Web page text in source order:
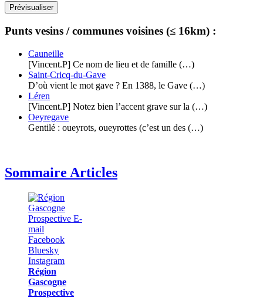
Punts vesins / communes voisines (≤ 16km) :
Cauneille
[Vincent.P] Ce nom de lieu et de famille (…)
Saint-Cricq-du-Gave
D’où vient le mot gave ? En 1388, le Gave (…)
Léren
[Vincent.P] Notez bien l’accent grave sur la (…)
Oeyregave
Gentilé : oueyrots, oueyrottes (c’est un des (…)
Sommaire Articles
Région
Gascogne
Prospective